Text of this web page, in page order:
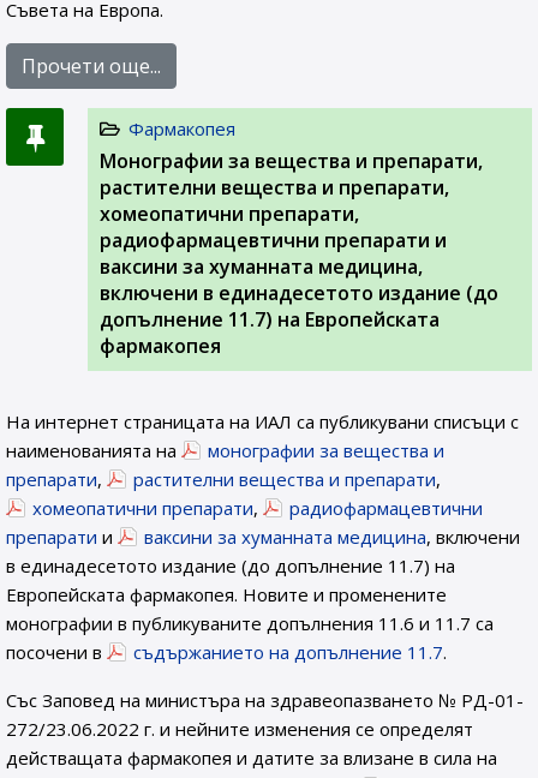
Съвета на Европа.
Прочети още...
Фармакопея
Монографии за вещества и препарати,
растителни вещества и препарати,
хомеопатични препарати,
радиофармацевтични препарати и
ваксини за хуманната медицина,
включени в единадесетото издание (до
допълнение 11.7) на Европейската
фармакопея
На интернет страницата на ИАЛ са публикувани списъци с
наименованията на
монографии за вещества и
препарати, растителни вещества и препарати,
хомеопатични препарати,
радиофармацевтични
препарати и ваксини за хуманната медицина, включени
в единадесетото издание (до допълнение 11.7) на
Европейската фармакопея. Новите и променените
монографии в публикуваните допълнения 11.6 и 11.7 са
посочени в
съдържанието на допълнение 11.7.
Със Заповед на министъра на здравеопазването № РД-01-
272/23.06.2022 г. и нейните изменения се определят
действащата фармакопея и датите за влизане в сила на